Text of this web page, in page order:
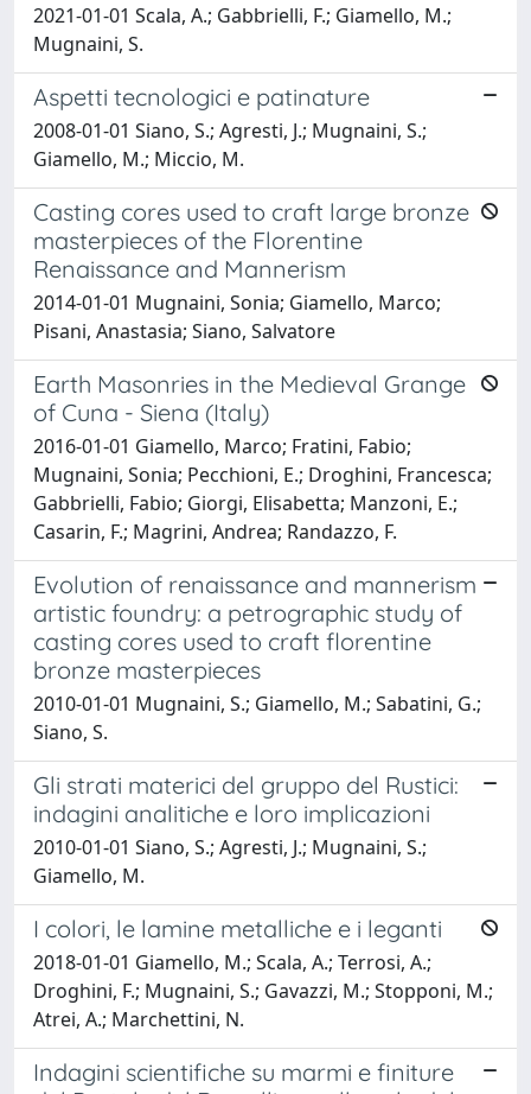
2021-01-01 Scala, A.; Gabbrielli, F.; Giamello, M.;
Mugnaini, S.
Aspetti tecnologici e patinature
2008-01-01 Siano, S.; Agresti, J.; Mugnaini, S.;
Giamello, M.; Miccio, M.
Casting cores used to craft large bronze
masterpieces of the Florentine
Renaissance and Mannerism
2014-01-01 Mugnaini, Sonia; Giamello, Marco;
Pisani, Anastasia; Siano, Salvatore
Earth Masonries in the Medieval Grange
of Cuna - Siena (Italy)
2016-01-01 Giamello, Marco; Fratini, Fabio;
Mugnaini, Sonia; Pecchioni, E.; Droghini, Francesca;
Gabbrielli, Fabio; Giorgi, Elisabetta; Manzoni, E.;
Casarin, F.; Magrini, Andrea; Randazzo, F.
Evolution of renaissance and mannerism
artistic foundry: a petrographic study of
casting cores used to craft florentine
bronze masterpieces
2010-01-01 Mugnaini, S.; Giamello, M.; Sabatini, G.;
Siano, S.
Gli strati materici del gruppo del Rustici:
indagini analitiche e loro implicazioni
2010-01-01 Siano, S.; Agresti, J.; Mugnaini, S.;
Giamello, M.
I colori, le lamine metalliche e i leganti
2018-01-01 Giamello, M.; Scala, A.; Terrosi, A.;
Droghini, F.; Mugnaini, S.; Gavazzi, M.; Stopponi, M.;
Atrei, A.; Marchettini, N.
Indagini scientifiche su marmi e finiture